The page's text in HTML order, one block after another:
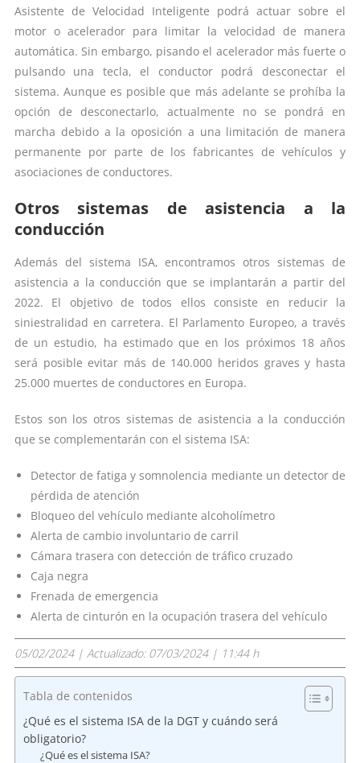
Asistente de Velocidad Inteligente podrá actuar sobre el
motor o acelerador para limitar la velocidad de manera
automática. Sin embargo, pisando el acelerador más fuerte o
pulsando una tecla, el conductor podrá desconectar el
sistema. Aunque es posible que más adelante se prohíba la
opción de desconectarlo, actualmente no se pondrá en
marcha debido a la oposición a una limitación de manera
permanente por parte de los fabricantes de vehículos y
asociaciones de conductores.
Otros sistemas de asistencia a la
conducción
Además del sistema ISA, encontramos otros sistemas de
asistencia a la conducción que se implantarán a partir del
2022. El objetivo de todos ellos consiste en reducir la
siniestralidad en carretera. El Parlamento Europeo, a través
de un estudio, ha estimado que en los próximos 18 años
será posible evitar más de 140.000 heridos graves y hasta
25.000 muertes de conductores en Europa.
Estos son los otros sistemas de asistencia a la conducción
que se complementarán con el sistema ISA:
Detector de fatiga y somnolencia mediante un detector de
pérdida de atención
Bloqueo del vehículo mediante alcoholímetro
Alerta de cambio involuntario de carril
Cámara trasera con detección de tráfico cruzado
Caja negra
Frenada de emergencia
Alerta de cinturón en la ocupación trasera del vehículo
05/02/2024 | Actualizado: 07/03/2024 | 11:44 h
Tabla de contenidos
¿Qué es el sistema ISA de la DGT y cuándo será
obligatorio?
¿Qué es el sistema ISA?